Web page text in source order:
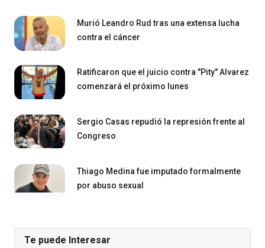
Murió Leandro Rud tras una extensa lucha
contra el cáncer
Ratificaron que el juicio contra "Pity" Alvarez
comenzará el próximo lunes
Sergio Casas repudió la represión frente al
Congreso
Thiago Medina fue imputado formalmente
por abuso sexual
Te puede Interesar